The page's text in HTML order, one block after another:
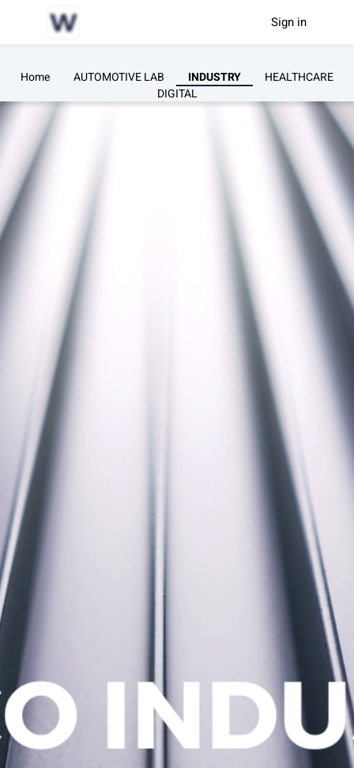
Sign in
Home AUTOMOTIVE LAB INDUSTRY
HEALTHCARE
DIGITAL